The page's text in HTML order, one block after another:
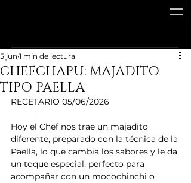
CHEFCHAPU: MAJADITO
TIPO PAELLA
5 jun 1 min de lectura
RECETARIO 05/06/2026
Hoy el Chef nos trae un majadito
diferente, preparado con la técnica de la
Paella, lo que cambia los sabores y le da
un toque especial, perfecto para
acompañar con un mocochinchi o